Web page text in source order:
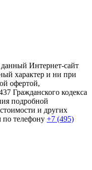
Интернет-сайт
характер и ни при
офертой,
Гражданского кодекса
подробной
и других
по телефону +7 (495)